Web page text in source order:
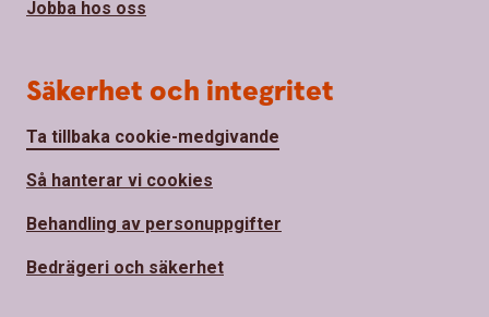
Jobba hos oss
Säkerhet och integritet
Ta tillbaka cookie-medgivande
Så hanterar vi cookies
Behandling av personuppgifter
Bedrägeri och säkerhet